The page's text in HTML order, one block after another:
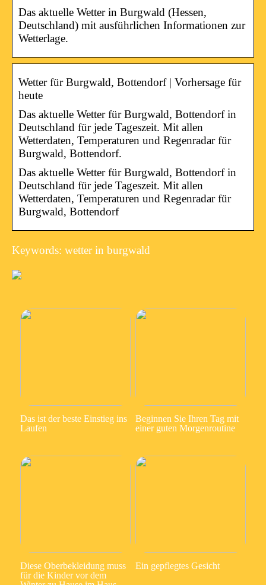
Das aktuelle Wetter in Burgwald (Hessen,
Deutschland) mit ausführlichen Informationen zur
Wetterlage.
Wetter für Burgwald, Bottendorf | Vorhersage für
heute
Das aktuelle Wetter für Burgwald, Bottendorf in
Deutschland für jede Tageszeit. Mit allen
Wetterdaten, Temperaturen und Regenradar für
Burgwald, Bottendorf.
Das aktuelle Wetter für Burgwald, Bottendorf in
Deutschland für jede Tageszeit. Mit allen
Wetterdaten, Temperaturen und Regenradar für
Burgwald, Bottendorf
Keywords: wetter in burgwald
Das ist der beste Einstieg ins
Laufen
Beginnen Sie Ihren Tag mit
einer guten Morgenroutine
Diese Oberbekleidung muss
für die Kinder vor dem
Ein gepflegtes Gesicht